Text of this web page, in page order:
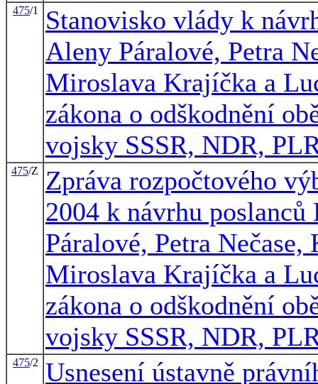
475/1
Stanovisko vlády k
Aleny Páralové, Petra
Miroslava Krajíčka a
zákona o odškodnění
vojsky SSSR, NDR,
475/Z
Zpráva rozpočtového
2004 k návrhu
Páralové, Petra
Miroslava Krajíčka a
zákona o odškodnění
vojsky SSSR, NDR,
475/2
Usnesení ústavně